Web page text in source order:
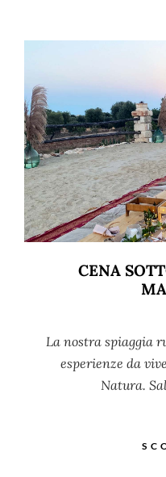
CENA
La nostra spiaggia
esperienze da
Natura.